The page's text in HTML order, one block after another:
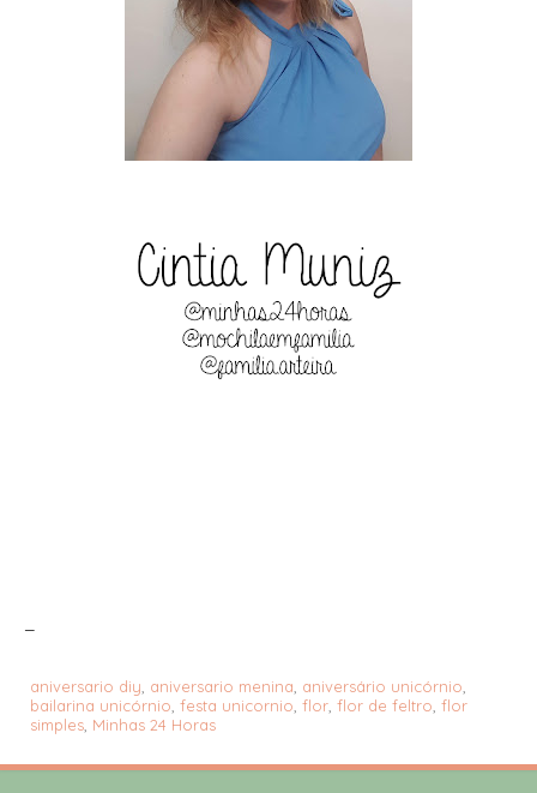
aniversario diy, aniversario menina, aniversário unicórnio,
bailarina unicórnio, festa unicornio, flor, flor de feltro, flor
simples, Minhas 24 Horas